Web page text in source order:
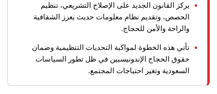
يركز القانون الجديد على الإصلاح التشريعي، تنظيم
الحصص، وتقديم نظام معلومات حديث يعزز الشفافية
والراحة والأمن للحجاج.
تأتي هذه الخطوة لمواكبة التحديات التنظيمية وضمان
حقوق الحجاج الإندونيسيين في ظل تطور السياسات
السعودية وتغير احتياجات المجتمع.